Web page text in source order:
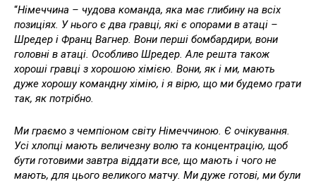
“Німеччина – чудова команда, яка має глибину на всіх
позиціях. У нього є два гравці, які є опорами в атаці –
Шредер і Франц Вагнер. Вони перші бомбардири, вони
головні в атаці. Особливо Шредер. Але решта також
хороші гравці з хорошою хімією. Вони, як і ми, мають
дуже хорошу командну хімію, і я вірю, що ми будемо грати
так, як потрібно.
Ми граємо з чемпіоном світу Німеччиною. Є очікування.
Усі хлопці мають величезну волю та концентрацію, щоб
бути готовими завтра віддати все, що мають і чого не
мають, для цього великого матчу. Ми дуже готові, ми були